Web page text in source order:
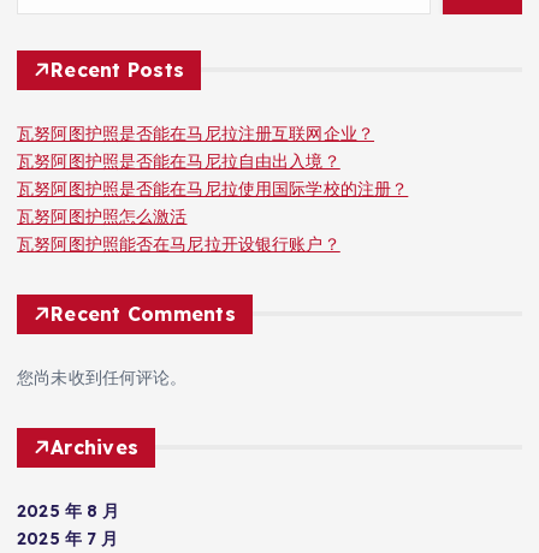
Recent Posts
瓦努阿图护照是否能在马尼拉注册互联网企业？
瓦努阿图护照是否能在马尼拉自由出入境？
瓦努阿图护照是否能在马尼拉使用国际学校的注册？
瓦努阿图护照怎么激活
瓦努阿图护照能否在马尼拉开设银行账户？
Recent Comments
您尚未收到任何评论。
Archives
2025 年 8 月
2025 年 7 月